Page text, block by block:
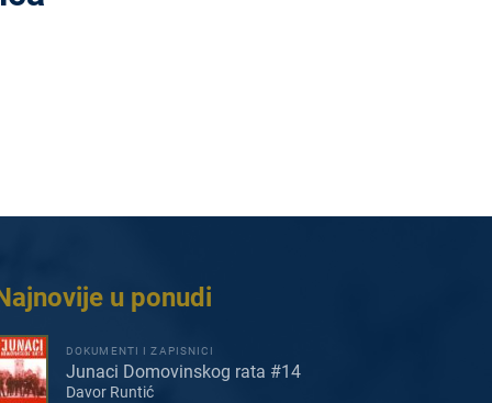
u ponudi
DOKUMENTI I ZAPISNICI
Junaci Domovinskog rata #14
Davor Runtić